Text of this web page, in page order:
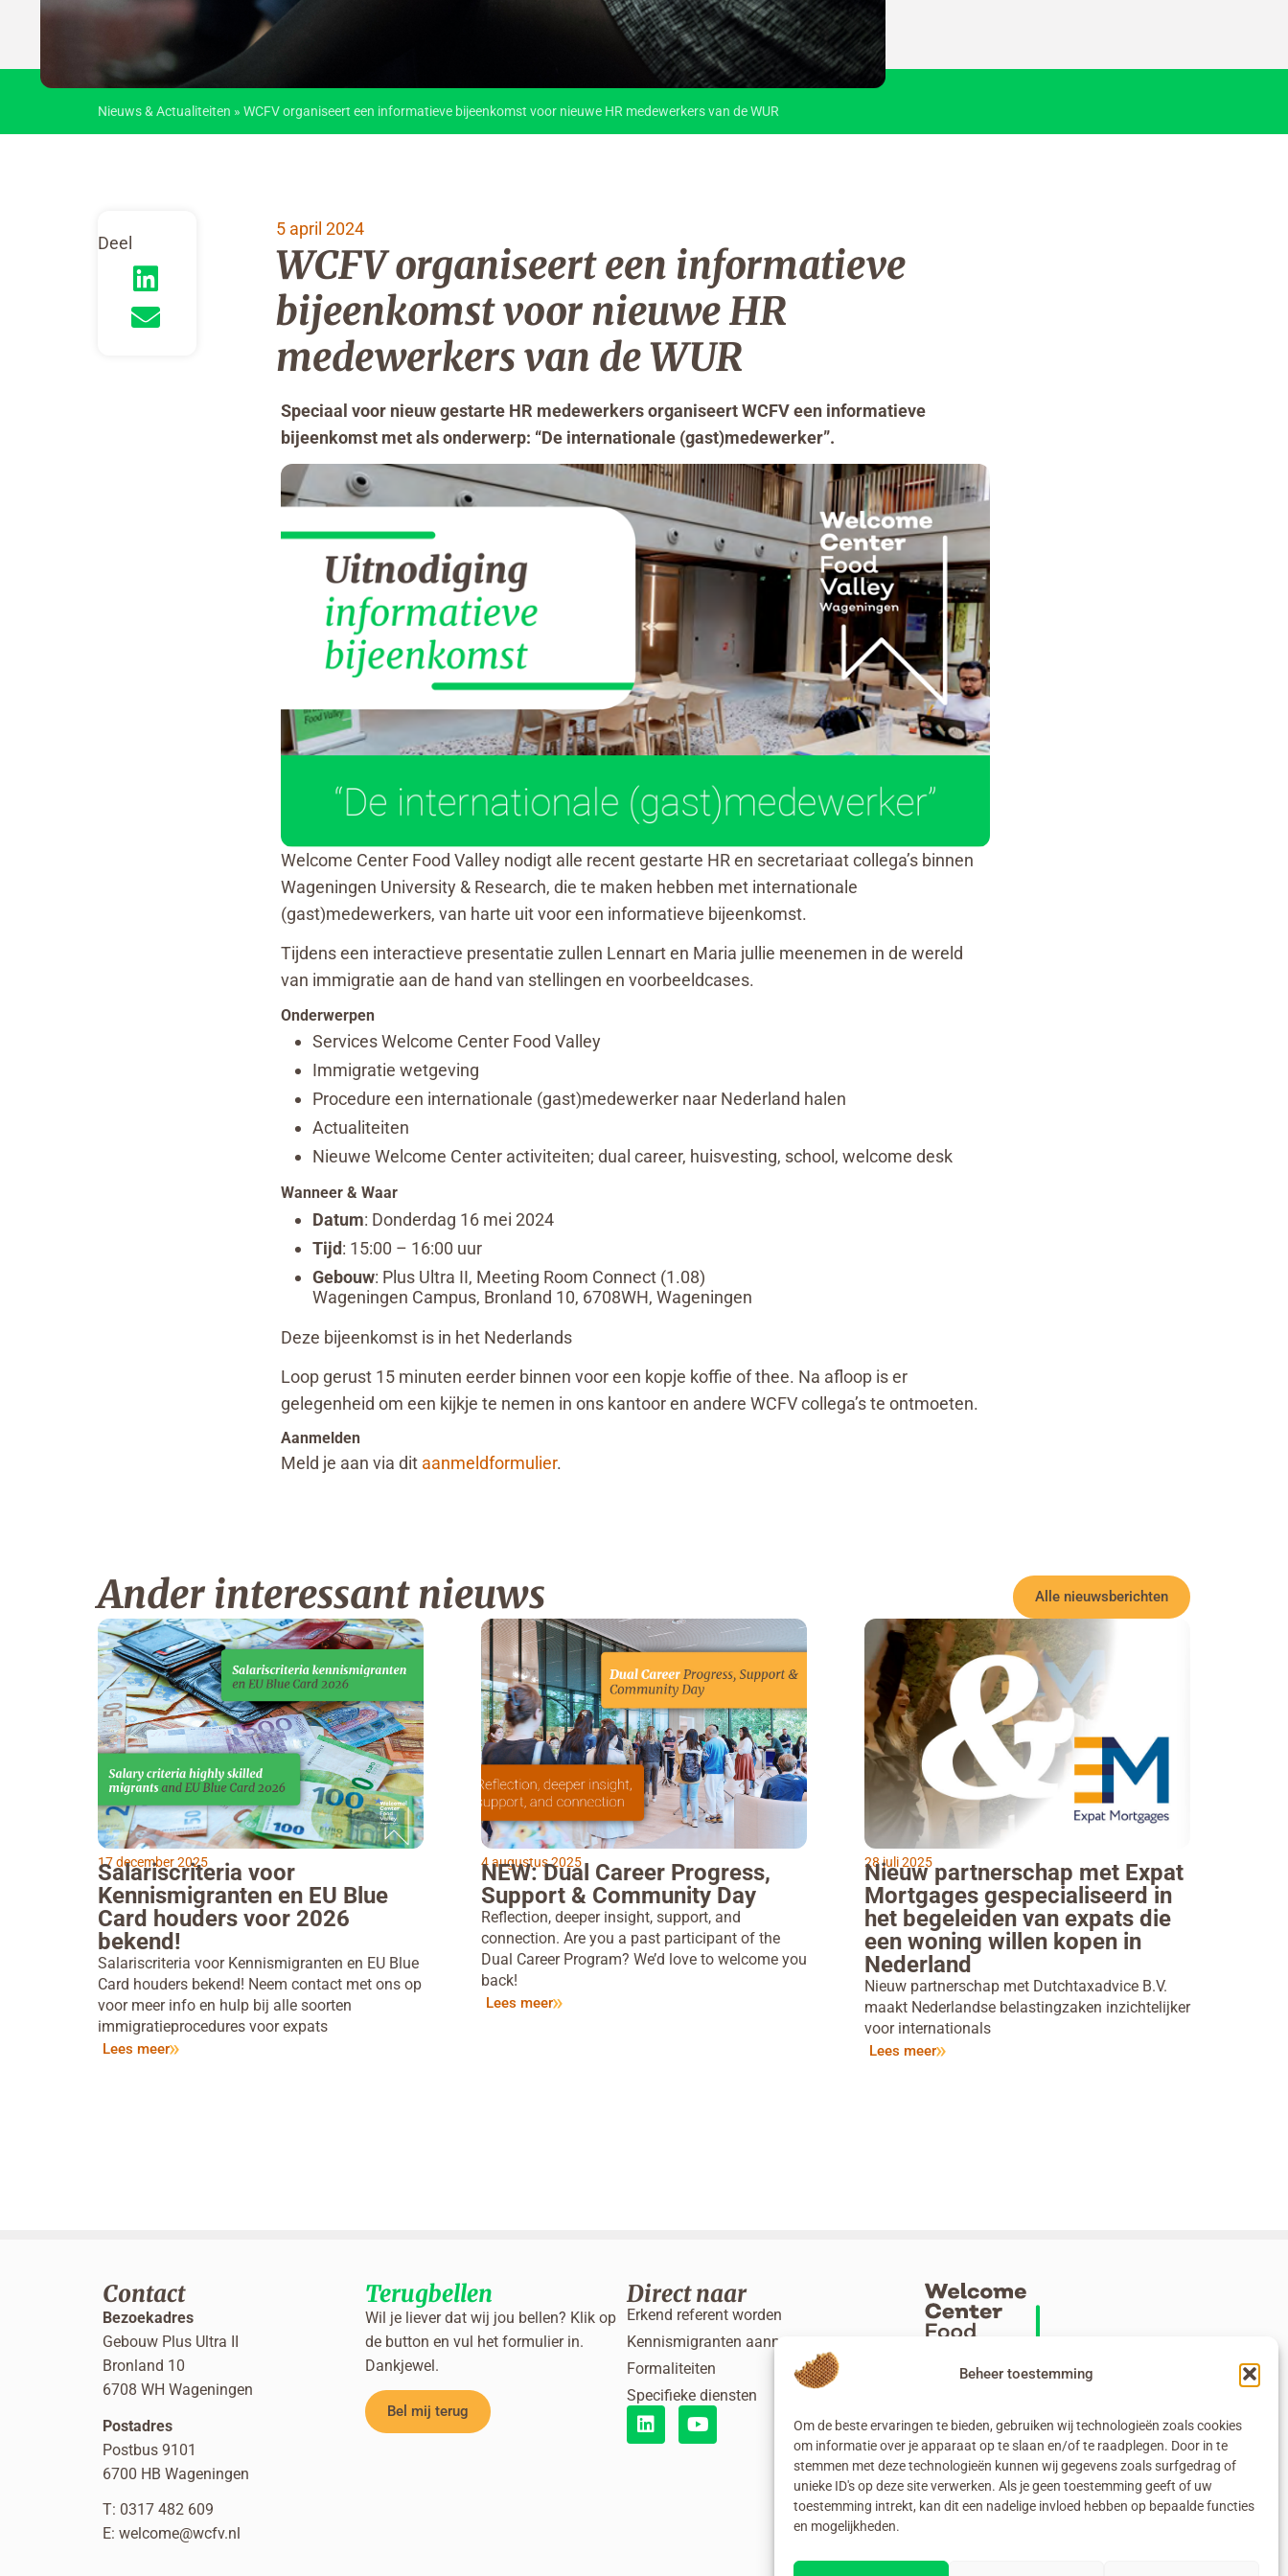
Beheer toestemming
Om de beste ervaringen te bieden, gebruiken wij technologieën zoals cookies
om informatie over je apparaat op te slaan en/of te raadplegen. Door in te
stemmen met deze technologieën kunnen wij gegevens zoals surfgedrag of
unieke ID's op deze site verwerken. Als je geen toestemming geeft of uw
toestemming intrekt, kan dit een nadelige invloed hebben op bepaalde functies
en mogelijkheden.
Nieuws & Actualiteiten » WCFV organiseert een informatieve bijeenkomst voor nieuwe HR medewerkers van de WUR
Deel
5 april 2024
WCFV organiseert een informatieve
bijeenkomst voor nieuwe HR
medewerkers van de WUR
Speciaal voor nieuw gestarte HR medewerkers organiseert WCFV een informatieve
bijeenkomst met als onderwerp: “De internationale (gast)medewerker”.
Welcome Center Food Valley nodigt alle recent gestarte HR en secretariaat collega’s binnen
Wageningen University & Research, die te maken hebben met internationale
(gast)medewerkers, van harte uit voor een informatieve bijeenkomst.
Tijdens een interactieve presentatie zullen Lennart en Maria jullie meenemen in de wereld
van immigratie aan de hand van stellingen en voorbeeldcases.
Onderwerpen
Services Welcome Center Food Valley
Immigratie wetgeving
Procedure een internationale (gast)medewerker naar Nederland halen
Actualiteiten
Nieuwe Welcome Center activiteiten; dual career, huisvesting, school, welcome desk
Wanneer & Waar
Datum: Donderdag 16 mei 2024
Tijd: 15:00 – 16:00 uur
Gebouw: Plus Ultra II, Meeting Room Connect (1.08)
Wageningen Campus, Bronland 10, 6708WH, Wageningen
Deze bijeenkomst is in het Nederlands
Loop gerust 15 minuten eerder binnen voor een kopje koffie of thee. Na afloop is er
gelegenheid om een kijkje te nemen in ons kantoor en andere WCFV collega’s te ontmoeten.
Aanmelden
Meld je aan via dit aanmeldformulier.
Ander interessant nieuws Alle nieuwsberichten
17 december 2025
Salariscriteria voor
Kennismigranten en EU Blue
Card houders voor 2026
bekend!
Salariscriteria voor Kennismigranten en EU Blue
Card houders bekend! Neem contact met ons op
voor meer info en hulp bij alle soorten
immigratieprocedures voor expats
Lees meer
4 augustus 2025
NEW: Dual Career Progress,
Support & Community Day
Reflection, deeper insight, support, and
connection. Are you a past participant of the
Dual Career Program? We’d love to welcome you
back!
Lees meer
28 juli 2025
Nieuw partnerschap met Expat
Mortgages gespecialiseerd in
het begeleiden van expats die
een woning willen kopen in
Nederland
Nieuw partnerschap met Dutchtaxadvice B.V.
maakt Nederlandse belastingzaken inzichtelijker
voor internationals
Lees meer
Contact
Bezoekadres
Gebouw Plus Ultra II
Bronland 10
6708 WH Wageningen
Postadres
Postbus 9101
6700 HB Wageningen
T: 0317 482 609
E: welcome@wcfv.nl
Terugbellen
Wil je liever dat wij jou bellen? Klik op
de button en vul het formulier in.
Dankjewel.
Bel mij terug
Direct naar
Erkend referent worden
Kennismigranten aannemen
Formaliteiten
Specifieke diensten